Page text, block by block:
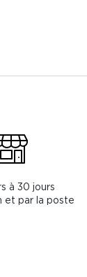
à 30 jours
et par la poste